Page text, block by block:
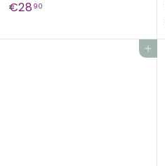
€28 90
8
In den Einkaufswagen legen